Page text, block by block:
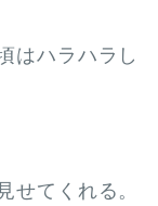
はハラハラし
せてくれる。